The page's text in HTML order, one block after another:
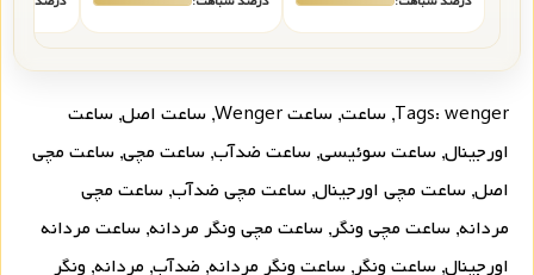
Tags: wenger
, ساعت, ساعت Wenger , ساعت اصل, ساعت
اورجینال, ساعت سوئیسی, ساعت ضدآب, ساعت مچی, ساعت مچی
اصل, ساعت مچی اورجینال, ساعت مچی ضدآب, ساعت مچی
مردانه, ساعت مچی ونگر, ساعت مچی ونگر مردانه, ساعت مردانه
اورجینال, ساعت ونگر, ساعت ونگر مردانه, ضدآب, مردانه, ونگر